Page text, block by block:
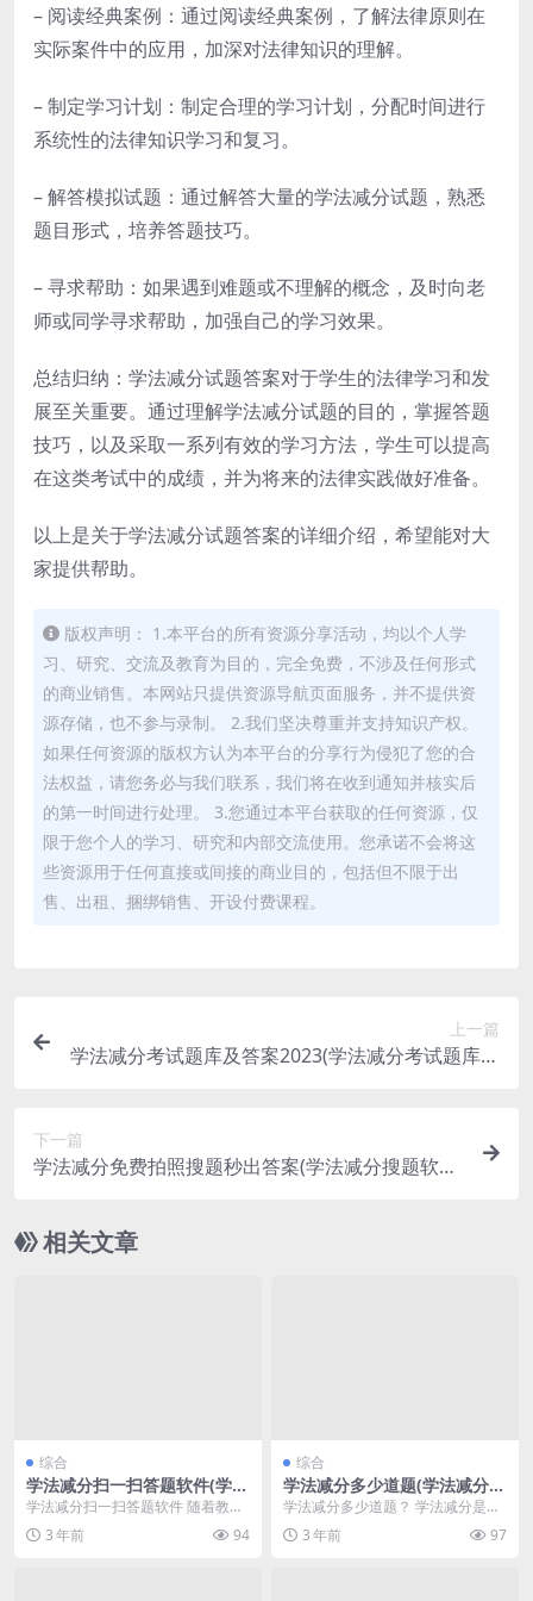
– 阅读经典案例：通过阅读经典案例，了解法律原则在
实际案件中的应用，加深对法律知识的理解。
– 制定学习计划：制定合理的学习计划，分配时间进行
系统性的法律知识学习和复习。
– 解答模拟试题：通过解答大量的学法减分试题，熟悉
题目形式，培养答题技巧。
– 寻求帮助：如果遇到难题或不理解的概念，及时向老
师或同学寻求帮助，加强自己的学习效果。
总结归纳：学法减分试题答案对于学生的法律学习和发
展至关重要。通过理解学法减分试题的目的，掌握答题
技巧，以及采取一系列有效的学习方法，学生可以提高
在这类考试中的成绩，并为将来的法律实践做好准备。
以上是关于学法减分试题答案的详细介绍，希望能对大
家提供帮助。
版权声明： 1.本平台的所有资源分享活动，均以个人学
习、研究、交流及教育为目的，完全免费，不涉及任何形式
的商业销售。本网站只提供资源导航页面服务，并不提供资
源存储，也不参与录制。 2.我们坚决尊重并支持知识产权。
如果任何资源的版权方认为本平台的分享行为侵犯了您的合
法权益，请您务必与我们联系，我们将在收到通知并核实后
的第一时间进行处理。 3.您通过本平台获取的任何资源，仅
限于您个人的学习、研究和内部交流使用。您承诺不会将这
些资源用于任何直接或间接的商业目的，包括但不限于出
售、出租、捆绑销售、开设付费课程。
上一篇
学法减分考试题库及答案2023(学法减分考试题库及
下一篇
学法减分免费拍照搜题秒出答案(学法减分搜题软件
相关文章
综合
学法减分扫一扫答题软件(学法
减分扫一扫答题软件有用吗)
学法减分扫一扫答题软件 随着教育
技术的不断发展和进步，学生们的
学习方式也在不断改...
3 年前 94
综合
学法减分多少道题(学法减分多
少道题选出来的)
学法减分多少道题？ 学法减分是一
种常见的考试评分方法，通过判定
错误答案的数量来扣...
3 年前 97